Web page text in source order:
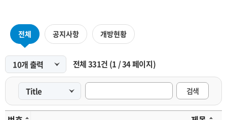
전체 공지사항 개방현황
전체331건 (1 /34페이지)
검색